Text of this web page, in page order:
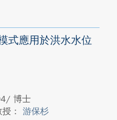
式應用於洪水水位
博士
： 游保杉